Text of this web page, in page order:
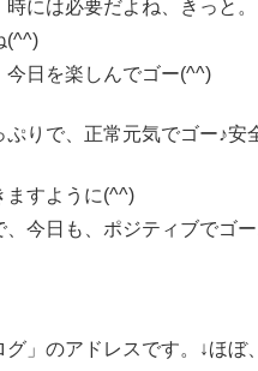
には必要だよね、きっと。
(^^)
日を楽しんでゴー(^^)
りで、正常元気でゴー♪安
ますように(^^)
今日も、ポジティブでゴー
のアドレスです。↓ほぼ